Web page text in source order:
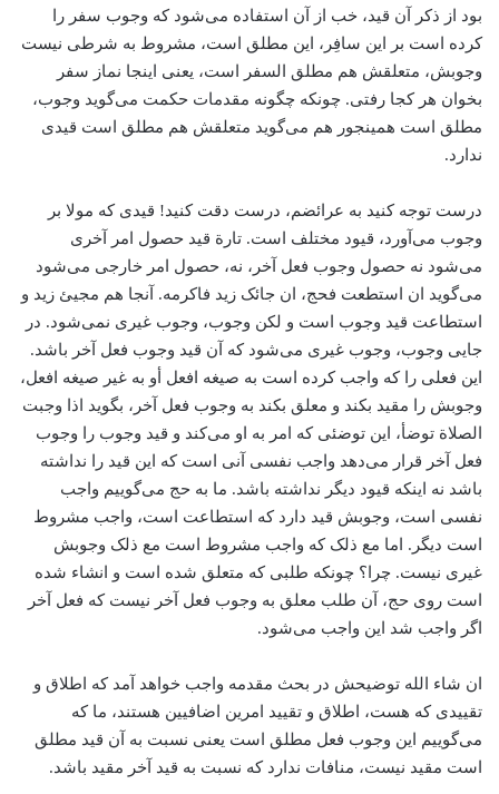
بود از ذکر آن قید، ‌خب از آن استفاده می‌شود که وجوب سفر را
کرده است بر این سافِر، این مطلق است، مشروط به شرطی نیست
وجوبش، متعلقش هم مطلق السفر است، یعنی اینجا نماز سفر
بخوان هر کجا رفتی. چونکه چگونه مقدمات حکمت می‌گوید وجوب،
‌مطلق است همینجور هم می‌گوید متعلقش هم مطلق است قیدی
ندارد.
درست توجه کنید به عرائضم، درست دقت کنید! قیدی که مولا بر
وجوب می‌آورد، قیود مختلف است. تارة قید حصول امر آخری
می‌شود نه حصول وجوب فعل آخر، نه، حصول امر خارجی می‌شود
می‌گوید ان استطعت فحج، ان جائک زید فاکرمه. آنجا هم مجیئ زید و
استطاعت قید وجوب است و لکن وجوب، وجوب غیری نمی‌شود. در
جایی وجوب، ‌وجوب غیری می‌شود که آن قید وجوب فعل آخر باشد.
این فعلی را که واجب کرده است به صیغه افعل أو به غیر صیغه افعل،
وجوبش را مقید بکند و معلق بکند به وجوب فعل آخر، بگوید اذا وجبت
الصلاة توضأ، این توضئی که امر به او می‌کند و قید وجوب را وجوب
فعل آخر قرار می‌دهد واجب نفسی آنی است که این قید را نداشته
باشد نه اینکه قیود دیگر نداشته باشد. ما به حج می‌گوییم واجب
نفسی است، وجوبش قید دارد که استطاعت است، واجب مشروط
است دیگر. اما مع ذلک که واجب مشروط است مع ذلک وجوبش
غیری نیست. چرا؟ چونکه طلبی که متعلق شده است و ‌انشاء شده
است روی حج، ‌آن طلب معلق به وجوب فعل آخر نیست که فعل آخر
اگر واجب شد این واجب می‌شود.
ان شاء الله توضیحش در بحث مقدمه واجب خواهد آمد که اطلاق و
تقییدی که هست، اطلاق و تقیید امرین اضافیین هستند، ما که
می‌گوییم این وجوب فعل مطلق است یعنی نسبت به آن قید مطلق
است مقید نیست، منافات ندارد که نسبت به قید آخر مقید باشد.